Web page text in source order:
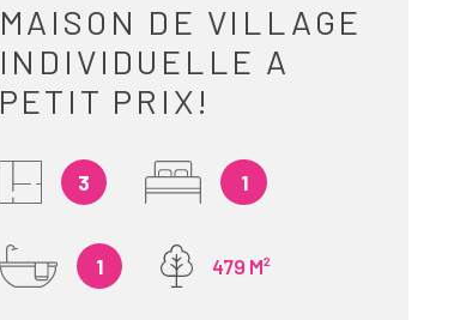
MAISON DE VILLAGE
INDIVIDUELLE A
PETIT PRIX!
3 1
1 479 M²